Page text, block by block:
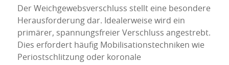
Der Weichgewebsverschluss stellt eine besondere
Herausforderung dar. Idealerweise wird ein
primärer, spannungsfreier Verschluss angestrebt.
Dies erfordert häufig Mobilisationstechniken wie
Periostschlitzung oder koronale